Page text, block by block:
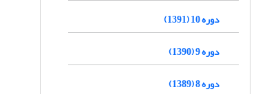
دوره 10 (1391)
دوره 9 (1390)
دوره 8 (1389)